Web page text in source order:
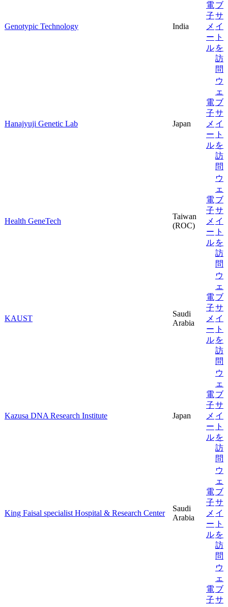
Genotypic Technology India
電
子
メ
ー
ル
ブ
サ
イ
ト
を
訪
問
Hanajyuji Genetic Lab Japan
電
子
メ
ー
ル
ウ
ェ
ブ
サ
イ
ト
を
訪
問
Health GeneTech
Taiwan
(ROC)
電
子
メ
ー
ル
ウ
ェ
ブ
サ
イ
ト
を
訪
問
KAUST
Saudi
Arabia
電
子
メ
ー
ル
ウ
ェ
ブ
サ
イ
ト
を
訪
問
Kazusa DNA Research Institute Japan
電
子
メ
ー
ル
ウ
ェ
ブ
サ
イ
ト
を
訪
問
King Faisal specialist Hospital & Research Center
Saudi
Arabia
電
子
メ
ー
ル
ウ
ェ
ブ
サ
イ
ト
を
訪
問
電
子
ウ
ェ
ブ
サ